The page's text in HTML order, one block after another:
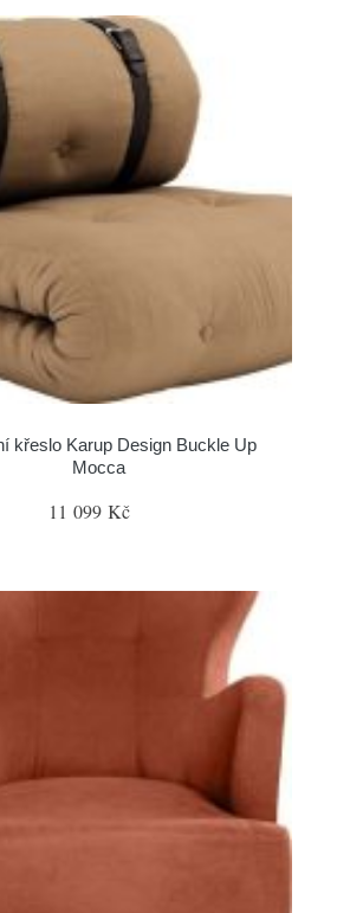
křeslo Karup Design Buckle Up
Mocca
11 099 Kč